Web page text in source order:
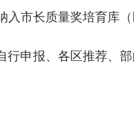
入市长质量奖培育库
行申报、各区推荐、